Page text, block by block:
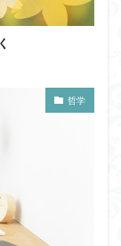
哲学
ラング
一般意志
火の悪魔